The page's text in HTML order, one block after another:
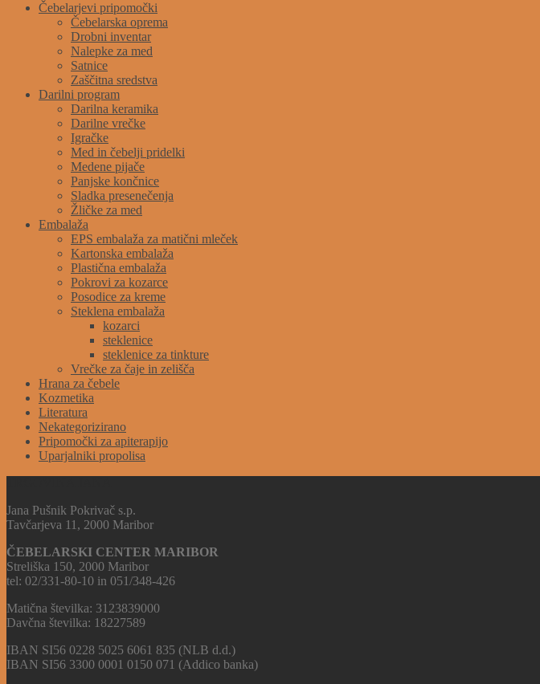
Čebelarjevi pripomočki
Čebelarska oprema
Drobni inventar
Nalepke za med
Satnice
Zaščitna sredstva
Darilni program
Darilna keramika
Darilne vrečke
Igračke
Med in čebelji pridelki
Medene pijače
Panjske končnice
Sladka presenečenja
Žličke za med
Embalaža
EPS embalaža za matični mleček
Kartonska embalaža
Plastična embalaža
Pokrovi za kozarce
Posodice za kreme
Steklena embalaža
kozarci
steklenice
steklenice za tinkture
Vrečke za čaje in zelišča
Hrana za čebele
Kozmetika
Literatura
Nekategorizirano
Pripomočki za apiterapijo
Uparjalniki propolisa
Jana Pušnik Pokrivač s.p.
Tavčarjeva 11, 2000 Maribor
ČEBELARSKI CENTER MARIBOR
Streliška 150, 2000 Maribor
tel: 02/331-80-10 in 051/348-426
Matična številka: 3123839000
Davčna številka: 18227589
IBAN SI56 0228 5025 6061 835 (NLB d.d.)
IBAN SI56 3300 0001 0150 071 (Addico banka)